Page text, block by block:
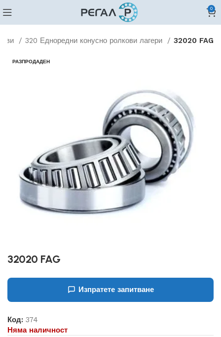
0
320 Едноредни конусно ролкови лагери 32020 FAG
РАЗПРОДАДЕН
32020 FAG
Изпратете запитване
Код:374
Няма наличност